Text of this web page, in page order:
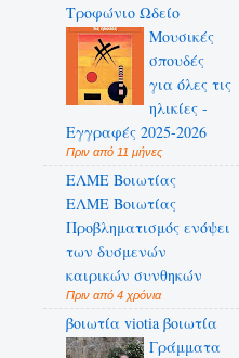
Τροφώνιο Ωδείο
Mουσικές
σπουδές
για όλες τις
ηλικίες -
Εγγραφές 2025-2026
Πριν από 11 μήνες
ΕΛΜΕ Βοιωτίας
ΕΛΜΕ Βοιωτίας
Προβληματισμός ενόψει
των δυσμενών
καιρικών συνθηκών
Πριν από 4 χρόνια
βοιωτία viotia βοιωτία
Γράμματα